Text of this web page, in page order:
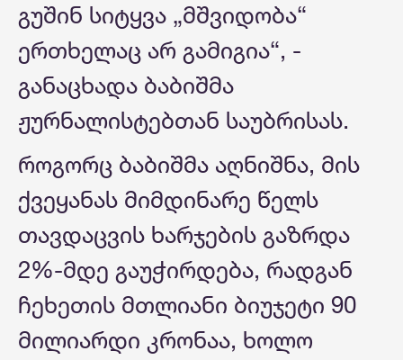
გუშინ სიტყვა „მშვიდობა“
ერთხელაც არ გამიგია“, -
განაცხადა ბაბიშმა
ჟურნალისტებთან საუბრისას.
როგორც ბაბიშმა აღნიშნა, მის
ქვეყანას მიმდინარე წელს
თავდაცვის ხარჯების გაზრდა
2%-მდე გაუჭირდება, რადგან
ჩეხეთის მთლიანი ბიუჯეტი 90
მილიარდი კრონაა, ხოლო